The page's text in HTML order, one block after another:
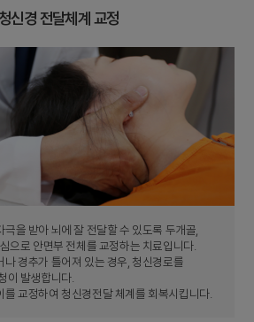
청신경 전달체계 교정
극을 받아 뇌에 잘 전달할 수 있도록 두개골,
으로 안면부 전체를 교정하는 치료입니다.
나 경추가 틀어져 있는 경우, 청신경로를
이 발생합니다.
를 교정하여 청신경전달 체계를 회복시킵니다.